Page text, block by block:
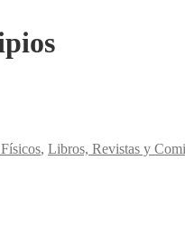
, Libros, Revistas y